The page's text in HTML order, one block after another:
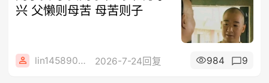
兴 父懒则母苦 母苦则子
lin14589077 2026-7-24回复 984 9